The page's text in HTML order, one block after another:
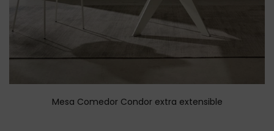
Mesa Comedor Condor extra extensible